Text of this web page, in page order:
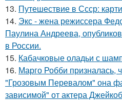
13. Путешествие в Ссср:
14. Экс - жена режиссера
Паулина Андреева,
в России.
15. Кабачковые оладьи с
16. Марго Робби призналась,
"Грозовым Перевалом" она
зависимой" от актера